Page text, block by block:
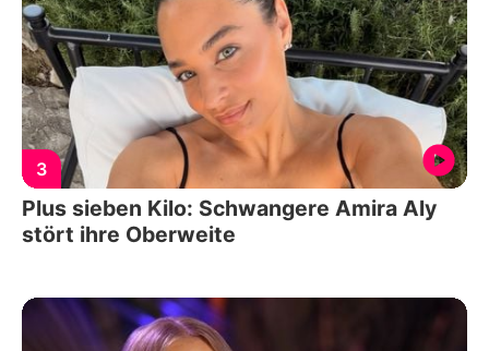
3
Plus sieben Kilo: Schwangere Amira Aly
stört ihre Oberweite